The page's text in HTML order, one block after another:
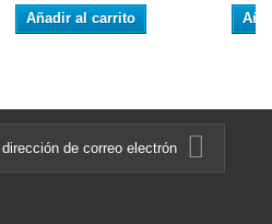
Añadir al carrito